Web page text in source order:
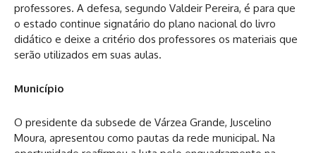
professores. A defesa, segundo Valdeir Pereira, é para que
o estado continue signatário do plano nacional do livro
didático e deixe a critério dos professores os materiais que
serão utilizados em suas aulas.
Município
O presidente da subsede de Várzea Grande, Juscelino
Moura, apresentou como pautas da rede municipal. Na